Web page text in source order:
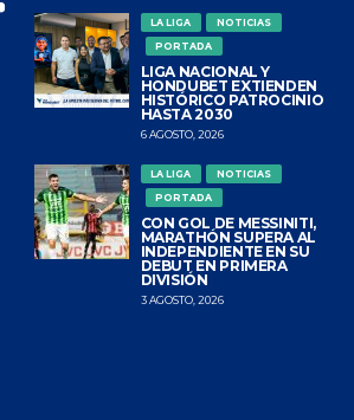
LA LIGA
NOTICIAS
PORTADA
LIGA NACIONAL Y
HONDUBET EXTIENDEN
HISTÓRICO PATROCINIO
HASTA 2030
6 AGOSTO, 2026
LA LIGA
NOTICIAS
PORTADA
CON GOL DE MESSINITI,
MARATHÓN SUPERA AL
INDEPENDIENTE EN SU
DEBUT EN PRIMERA
DIVISIÓN
3 AGOSTO, 2026